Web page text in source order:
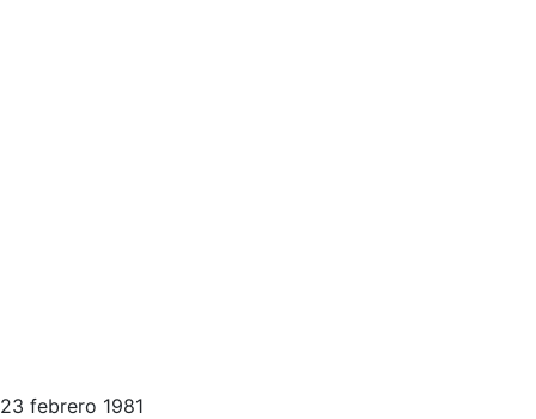
23 febrero 1981